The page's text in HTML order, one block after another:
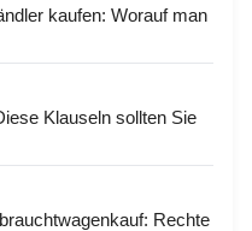
kaufen: Worauf man
Klauseln sollten Sie
Rechte